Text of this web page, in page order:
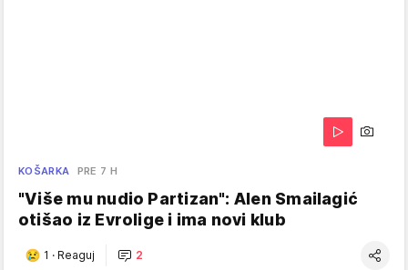
KOŠARKA PRE 7 H
"Više mu nudio Partizan": Alen Smailagić
otišao iz Evrolige i ima novi klub
1 · Reaguj 2